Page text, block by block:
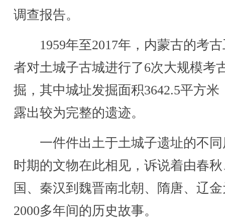
调查报告。
1959年至2017年，内蒙古的考古
者对土城子古城进行了6次大规模考
掘，其中城址发掘面积3642.5平方米
露出较为完整的遗迹。
一件件出土于土城子遗址的不同
时期的文物在此相见，诉说着由春
国、秦汉到魏晋南北朝、隋唐、辽
2000多年间的历史故事。